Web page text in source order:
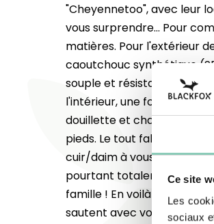
Ce site
Les
sociaux
"Cheyennetoo", avec leur
vous surprendre... Pour
matières. Pour l'extérieur
caoutchouc synthétique
souple et résistante, sans
l'intérieur, une fourrure
douillette et chaude, a
pieds. Le tout fabriqué en
cuir/daim à vous y
pourtant totalement
famille ! En voilà de
sautent avec vous dans